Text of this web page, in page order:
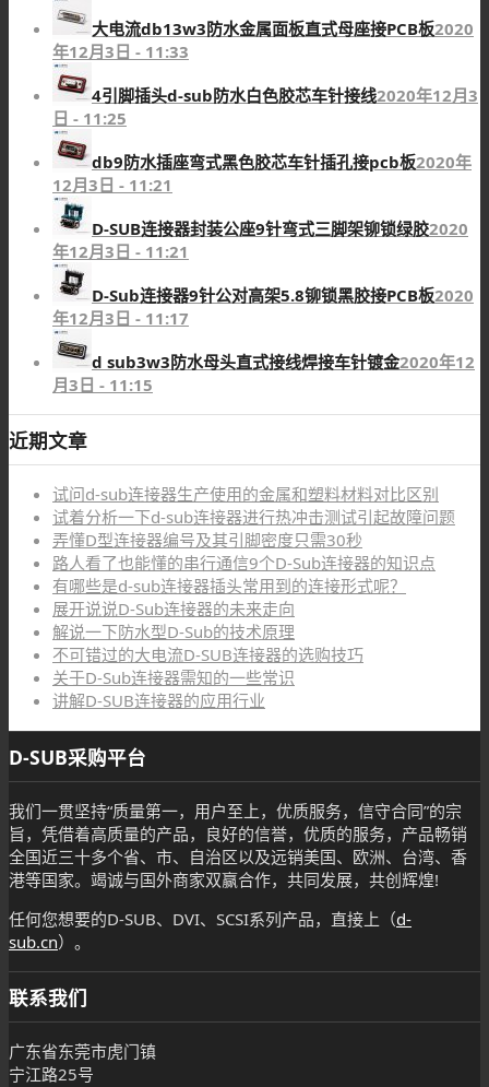
大电流db13w3防水金属面板直式母座接PCB板2020
年12月3日 - 11:33
4引脚插头d-sub防水白色胶芯车针接线2020年12月3
日 - 11:25
db9防水插座弯式黑色胶芯车针插孔接pcb板2020年
12月3日 - 11:21
D-SUB连接器封装公座9针弯式三脚架铆锁绿胶2020
年12月3日 - 11:21
D-Sub连接器9针公对高架5.8铆锁黑胶接PCB板2020
年12月3日 - 11:17
d sub3w3防水母头直式接线焊接车针镀金2020年12
月3日 - 11:15
近期文章
试问d-sub连接器生产使用的金属和塑料材料对比区别
试着分析一下d-sub连接器进行热冲击测试引起故障问题
弄懂D型连接器编号及其引脚密度只需30秒
路人看了也能懂的串行通信9个D-Sub连接器的知识点
有哪些是d-sub连接器插头常用到的连接形式呢？
展开说说D-Sub连接器的未来走向
解说一下防水型D-Sub的技术原理
不可错过的大电流D-SUB连接器的选购技巧
关于D-Sub连接器需知的一些常识
讲解D-SUB连接器的应用行业
D-SUB采购平台
我们一贯坚持“质量第一，用户至上，优质服务，信守合同”的宗
旨，凭借着高质量的产品，良好的信誉，优质的服务，产品畅销
全国近三十多个省、市、自治区以及远销美国、欧洲、台湾、香
港等国家。竭诚与国外商家双赢合作，共同发展，共创辉煌!
任何您想要的D-SUB、DVI、SCSI系列产品，直接上（d-
sub.cn）。
联系我们
广东省东莞市虎门镇
宁江路25号